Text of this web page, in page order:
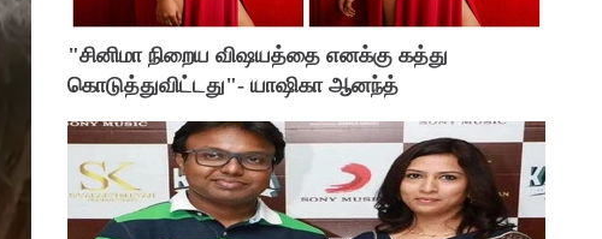
"சினிமா நிறைய விஷயத்தை எனக்கு கத்து
கொடுத்துவிட்டது"- யாஷிகா ஆனந்த்